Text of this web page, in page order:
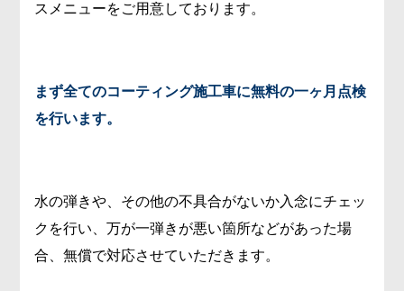
スメニューをご用意しております。
まず全てのコーティング施工車に無料の一ヶ月点検
を行います。
水の弾きや、その他の不具合がないか入念にチェッ
クを行い、万が一弾きが悪い箇所などがあった場
合、無償で対応させていただきます。